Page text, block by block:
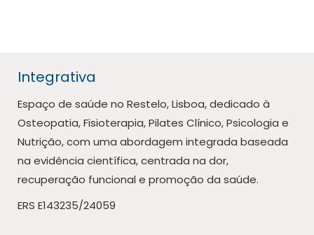
Integrativa
Espaço de saúde no Restelo, Lisboa, dedicado à
Osteopatia, Fisioterapia, Pilates Clínico, Psicologia e
Nutrição, com uma abordagem integrada baseada
na evidência científica, centrada na dor,
recuperação funcional e promoção da saúde.
ERS E143235/24059